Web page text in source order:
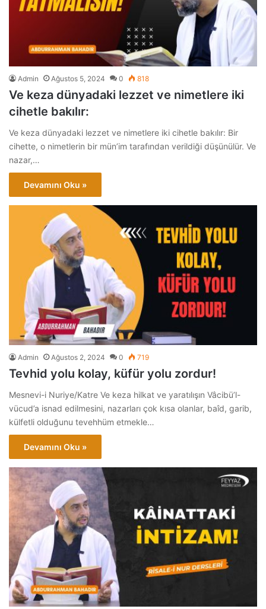
Admin Ağustos 5, 2024 0 818
Ve keza dünyadaki lezzet ve nimetlere iki
cihetle bakılır:
Ve keza dünyadaki lezzet ve nimetlere iki cihetle bakılır: Bir
cihette, o nimetlerin bir mün’im tarafından verildiği düşünülür. Ve
nazar,…
Devamını Oku »
Admin Ağustos 2, 2024 0 719
Tevhid yolu kolay, küfür yolu zordur!
Mesnevi-i Nuriye/Katre Ve keza hilkat ve yaratılışın Vâcibü’l-
vücud’a isnad edilmesini, nazarları çok kısa olanlar, baîd, garib,
külfetli olduğunu tevehhüm etmekle…
Devamını Oku »